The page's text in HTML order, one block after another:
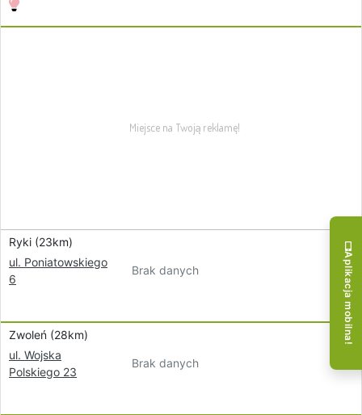
Ryki (23km)
ul. Poniatowskiego
6
Brak danych
Zwoleń (28km)
ul. Wojska
Polskiego 23
Brak danych
Aplikacja mobilna!